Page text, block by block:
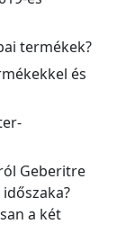
termékek?
és
Geberitre
a két